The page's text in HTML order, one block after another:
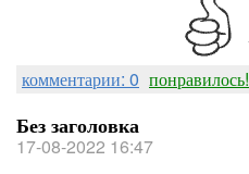
комментарии: 0 понравилось!
Без заголовка
17-08-2022 16:47